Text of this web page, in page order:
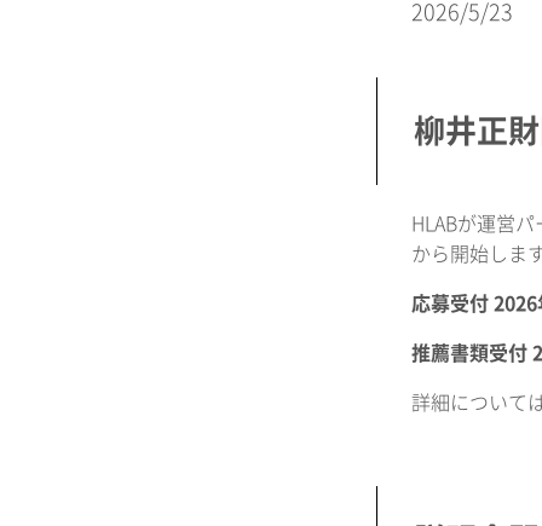
2026/5/23
柳井正
HLABが運営
から開始しま
応募受付
推薦書類受付
詳細について